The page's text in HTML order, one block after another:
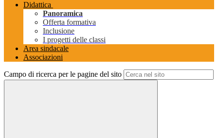
Didattica
Panoramica
Offerta formativa
Inclusione
I progetti delle classi
Area sindacale
Associazioni
Campo di ricerca per le pagine del sito